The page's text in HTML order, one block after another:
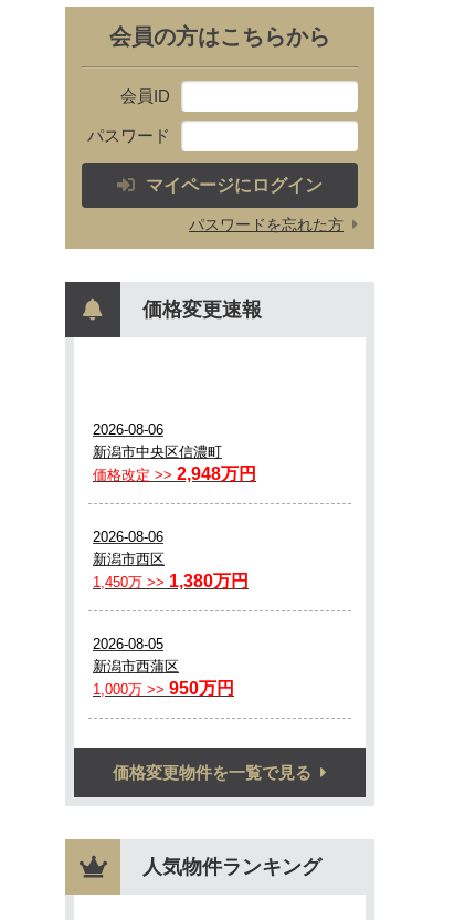
会員の方はこちらから
会員ID
パスワード
マイページにログイン
パスワードを忘れた方
価格変更速報
価格変更物件を一覧で見る
人気物件ランキング